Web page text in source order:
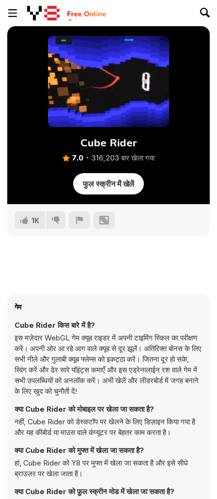
Cube Rider
7.0 316,203 बार खेला गया
फुल स्क्रीन में खेलें
1K
गेम
Cube Rider किस बारे में है?
इस मज़ेदार WebGL गेम क्यूब राइडर में अपनी टाइमिंग स्किल का परीक्षण
करें। अपनी ओर आ रहे आग वाले क्यूब से दूर झूलें। अतिरिक्त बोनस के लिए
सभी नीले और गुलाबी क्यूब फ्लेम्स को इकट्ठा करें। जितना दूर हो सके,
स्विंग करें और ढेर सारे पॉइंट्स कमाएँ और इस एड्रेनालाईन रश वाले गेम में
सभी उपलब्धियों को अनलॉक करें। अभी खेलें और लीडरबोर्ड में जगह बनाने
के लिए खुद को चुनौती दें!
क्या Cube Rider को मोबाइल पर खेला जा सकता है?
नहीं, Cube Rider को डेस्कटॉप पर खेलने के लिए डिज़ाइन किया गया है
और यह कीबोर्ड या माउस वाले कंप्यूटर पर बेहतर काम करता है।
क्या Cube Rider को मुफ्त में खेला जा सकता है?
हां, Cube Rider को Y8 पर मुफ्त में खेला जा सकता है और इसे सीधे
ब्राउज़र पर खेला जाता है।
क्या Cube Rider को फ़ुल स्क्रीन मोड में खेला जा सकता है?